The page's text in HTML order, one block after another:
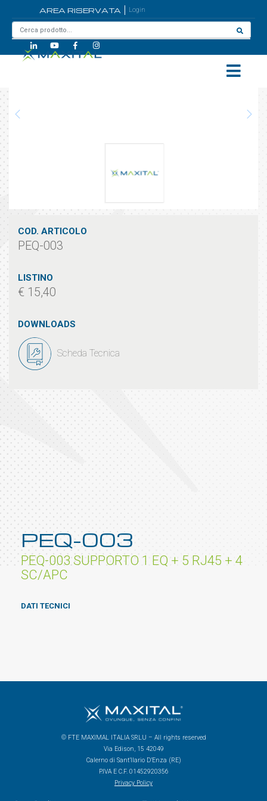
AREA RISERVATA Login
COD. ARTICOLO
PEQ-003
LISTINO
€ 15,40
DOWNLOADS
Scheda Tecnica
PEQ-003
PEQ-003 SUPPORTO 1 EQ + 5 RJ45 + 4
SC/APC
DATI TECNICI
© FTE MAXIMAL ITALIA SRLU – All rights reserved
Via Edison, 15 42049
Calerno di Sant’Ilario D’Enza (RE)
P.IVA E C.F. 01452920356
Privacy Policy